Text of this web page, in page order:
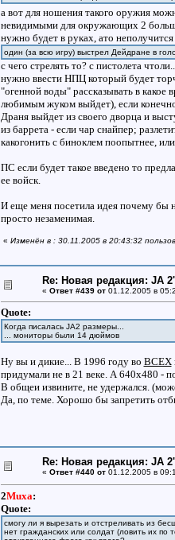
а вот для ношения такого оружия
невидимыми для окружающих 2
нужно будет в руках, ато неполучится
один (за всю игру) выстрел Дейдране в
с чего стрелять то? с пистолета
нужно ввести НПЦ который будет
"огенной воды" рассказывать в какое
любимым жуком выйдет), если конечно
Драня выйдет из своего дворца и
из баррета - если чар снайпер;
какогонить с биноклем поопытнее,
ПС если будет такое введено то
ее войск.
И еще меня посетила идея почему бы
просто незаменимая.
« Изменён в : 30.11.2005 в 20:43:32
Re: Новая редакция: JA
« Ответ #439 от01.12.2005 в
Quote:
Когда писалась JA2 размеры...
... мониторы были 14 дюймов
Ну вы и дикие... В 1996 году во ВСЕХ
придумали не в 21 веке. А 640х480 -
В общеи извините, не удержался.
Да, по теме. Хорошо бы запретить
Re: Новая редакция: JA
« Ответ #440 от01.12.2005 в
2Muxa:
Quote:
смогу ли я вырезать и отстреливать из
нет гражданских или солдат (ловить их